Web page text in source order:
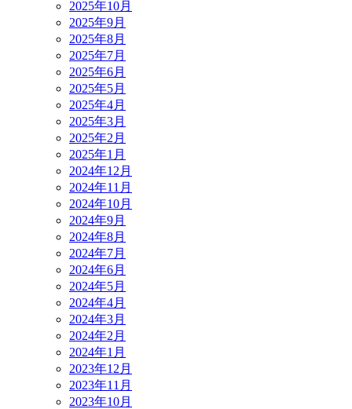
2025年10月
2025年9月
2025年8月
2025年7月
2025年6月
2025年5月
2025年4月
2025年3月
2025年2月
2025年1月
2024年12月
2024年11月
2024年10月
2024年9月
2024年8月
2024年7月
2024年6月
2024年5月
2024年4月
2024年3月
2024年2月
2024年1月
2023年12月
2023年11月
2023年10月